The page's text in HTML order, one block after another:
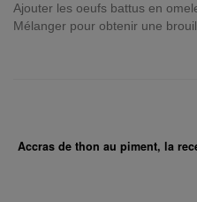
Ajouter les oeufs battus en
Mélanger pour obtenir une
Accras de thon au piment, la